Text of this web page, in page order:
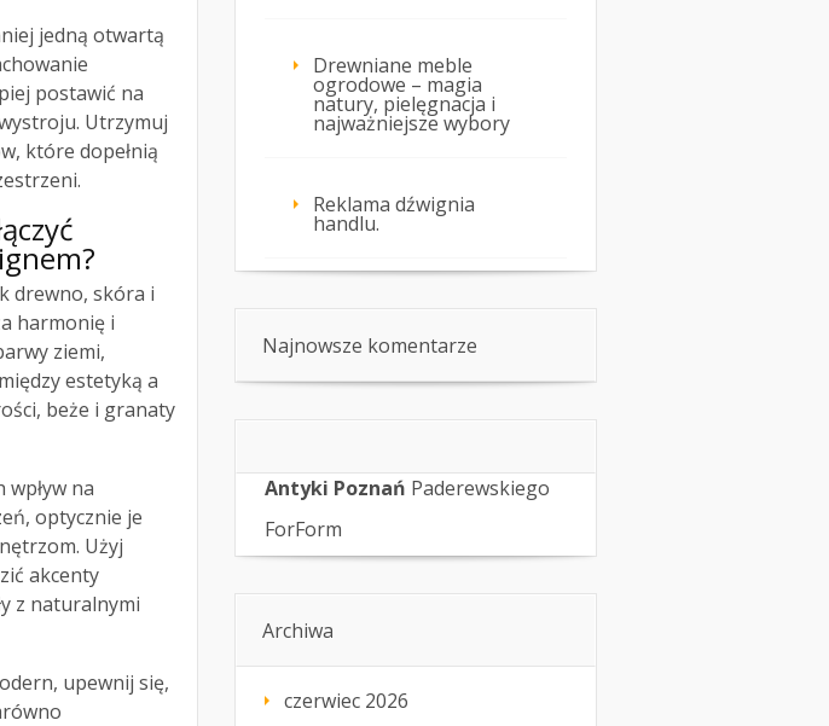
jedną otwartą
postawić na
Utrzymuj
które dopełnią
drewno, skóra i
harmonię i
ziemi,
estetyką a
beże i granaty
na
optycznie je
Użyj
akcenty
z naturalnymi
upewnij się,
Drewniane meble
ogrodowe – magia
natury, pielęgnacja i
najważniejsze wybory
Reklama dźwignia
handlu.
Najnowsze komentarze
Antyki Poznań Paderewskiego
ForForm
Archiwa
czerwiec 2026